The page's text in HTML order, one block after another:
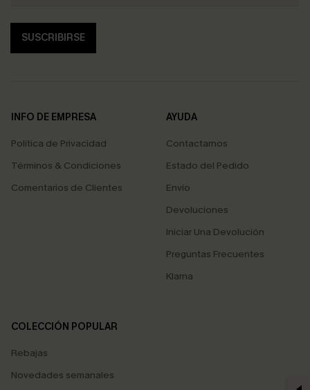
SUSCRIBIRSE
INFO DE EMPRESA
Política de Privacidad
Términos & Condiciones
Comentarios de Clientes
AYUDA
Contactarnos
Estado del Pedido
Envío
Devoluciones
Iniciar Una Devolución
Preguntas Frecuentes
Klarna
COLECCIÓN POPULAR
Rebajas
Novedades semanales